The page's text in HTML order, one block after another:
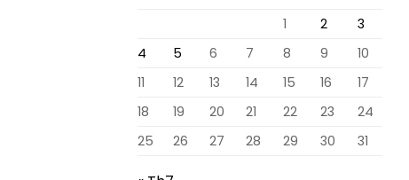
1
2
3
4
5 6 7 8 9
10
11
12 13 14 15 16
17
18
19 20 21 22 23
24
25
26 27 28 29 30 31